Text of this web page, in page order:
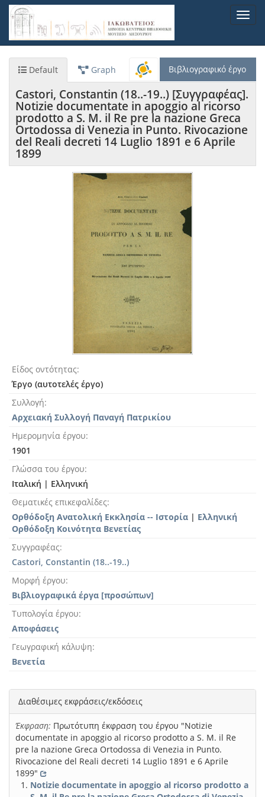
Παράκαμψη
προς
κυρίως
Default Graph Βιβλιογραφικό έργο
Castori, Constantin (18..-19..) [Συγγραφέας].
Notizie documentate in apoggio al ricorso
prodotto a S. M. il Re pre la nazione Greca
Ortodossa di Venezia in Punto. Rivocazione
del Reali decreti 14 Luglio 1891 e 6 Aprile
1899
Είδος οντότητας
Έργο (αυτοτελές έργο)
Συλλογή
Αρχειακή Συλλογή Παναγή Πατρικίου
Ημερομηνία έργου
1901
Γλώσσα του έργου
Ιταλική | Ελληνική
Θεματικές επικεφαλίδες
Ορθόδοξη Ανατολική Εκκλησία -- Ιστορία | Ελληνική
Ορθόδοξη Κοινότητα Βενετίας
Συγγραφέας
Castori, Constantin (18..-19..)
Μορφή έργου
Βιβλιογραφικά έργα [προσώπων]
Τυπολογία έργου
Αποφάσεις
Γεωγραφική κάλυψη
Βενετία
Διαθέσιμες εκφράσεις/εκδόσεις
Έκφραση: Πρωτότυπη έκφραση του έργου "Notizie
documentate in apoggio al ricorso prodotto a S. M. il Re
pre la nazione Greca Ortodossa di Venezia in Punto.
Rivocazione del Reali decreti 14 Luglio 1891 e 6 Aprile
1899"
Notizie documentate in apoggio al ricorso prodotto a